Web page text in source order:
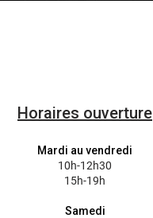
Horaires ouverture
Mardi au vendredi
10h-12h30
15h-19h
Samedi